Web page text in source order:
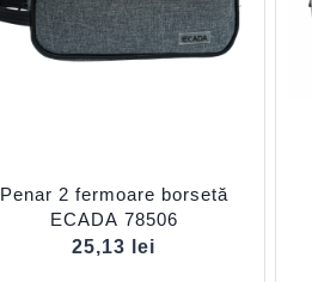
Penar 2 fermoare borsetă
ECADA 78506
25,13
lei